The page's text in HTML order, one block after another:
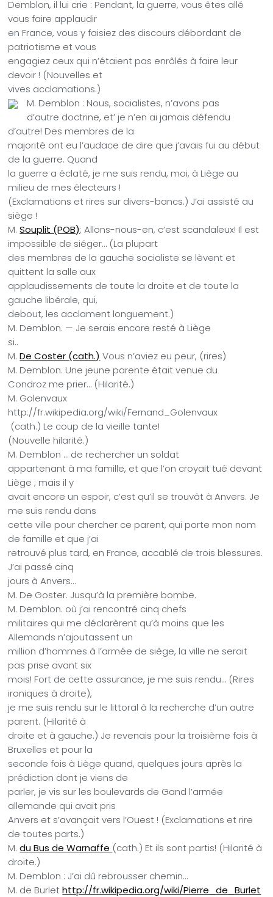
Demblon, il lui crie : Pendant, la guerre, vous êtes allé
vous faire applaudir
en France, vous y faisiez des discours débordant de
patriotisme et vous
engagiez ceux qui n’étaient pas enrôlés à faire leur
devoir ! (Nouvelles et
vives acclamations.)
M. Demblon : Nous, socialistes, n’avons pas
d’autre doctrine, et’ je n’en ai jamais défendu
d’autre! Des membres de la
majorité ont eu l’audace de dire que j’avais fui au début
de la guerre. Quand
la guerre a éclaté, je me suis rendu, moi, à Liège au
milieu de mes électeurs !
(Exclamations et rires sur divers-bancs.) J’ai assisté au
siège !
M.Souplit (POB): Allons-nous-en, c’est scandaleux! Il est
impossible de siéger… (La plupart
des membres de la gauche socialiste se lèvent et
quittent la salle aux
applaudissements de toute la droite et de toute la
gauche libérale, qui,
debout, les acclament longuement.)
M. Demblon. — Je serais encore resté à Liège
si..
M.De Coster (cath.) Vous n’aviez eu peur, (rires)
M. Demblon. Une jeune parente était venue du
Condroz me prier… (Hilarité.)
M. Golenvaux
http://fr.wikipedia.org/wiki/Fernand_Golenvaux
(cath.) Le coup de la vieille tante!
(Nouvelle hilarité.)
M. Demblon … de rechercher un soldat
appartenant à ma famille, et que l’on croyait tué devant
Liège ; mais il y
avait encore un espoir, c’est qu’il se trouvât à Anvers. Je
me suis rendu dans
cette ville pour chercher ce parent, qui porte mon nom
de famille et que j’ai
retrouvé plus tard, en France, accablé de trois blessures.
J’ai passé cinq
jours à Anvers…
M. De Goster. Jusqu’à la première bombe.
M. Demblon. où j’ai rencontré cinq chefs
militaires qui me déclarèrent qu’à moins que les
Allemands n’ajoutassent un
million d’hommes à l’armée de siège, la ville ne serait
pas prise avant six
mois! Fort de cette assurance, je me suis rendu… (Rires
ironiques à droite),
je me suis rendu sur le littoral à la recherche d’un autre
parent. (Hilarité à
droite et à gauche.) Je revenais pour la troisième fois à
Bruxelles et pour la
seconde fois à Liège quand, quelques jours après la
prédiction dont je viens de
parler, je vis sur les boulevards de Gand l’armée
allemande qui avait pris
Anvers et s’avançait vers l’Ouest ! (Exclamations et rire
de toutes parts.)
M.du Bus de Warnaffe (cath.) Et ils sont partis! (Hilarité à
droite.)
M. Demblon : J’ai dû rebrousser chemin…
M. de Burlethttp://fr.wikipedia.org/wiki/Pierre_de_Burlet